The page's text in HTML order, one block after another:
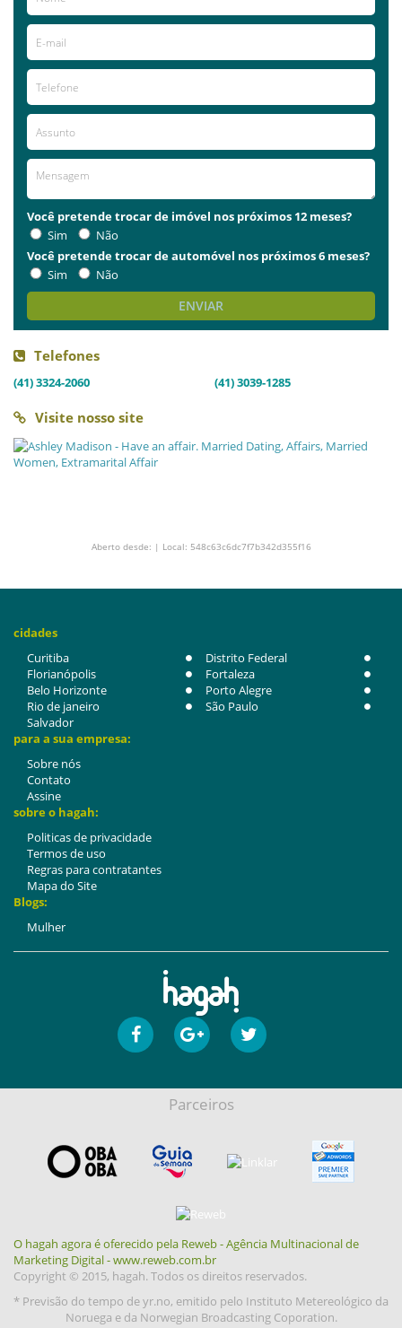
Você pretende trocar de imóvel nos próximos 12 meses?
Sim
Não
Você pretende trocar de automóvel nos próximos 6 meses?
Sim
Não
ENVIAR
Telefones
(41) 3324-2060 (41) 3039-1285
Visite nosso site
Aberto desde: | Local: 548c63c6dc7f7b342d355f16
cidades
Curitiba
Distrito Federal
Florianópolis
Fortaleza
Belo Horizonte
Porto Alegre
Rio de janeiro
São Paulo
Salvador
para a sua empresa:
Sobre nós
Contato
Assine
sobre o hagah:
Politicas de privacidade
Termos de uso
Regras para contratantes
Mapa do Site
Blogs:
Mulher
Parceiros
O hagah agora é oferecido pela Reweb - Agência Multinacional de
Marketing Digital - www.reweb.com.br
Copyright © 2015, hagah. Todos os direitos reservados.
* Previsão do tempo de yr.no, emitido pelo Instituto Metereológico da
Noruega e da Norwegian Broadcasting Coporation.